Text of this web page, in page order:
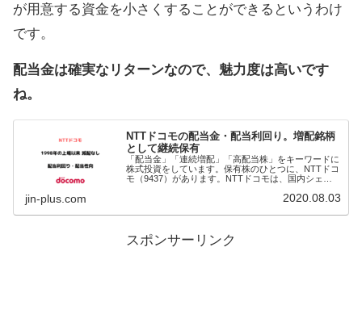
が用意する資金を小さくすることができるというわけ
です。
配当金は確実なリターンなので、魅力度は高いです
ね。
NTTドコモの配当金・配当利回り。増配銘柄
として継続保有
「配当金」「連続増配」「高配当株」をキーワードに
株式投資をしています。保有株のひとつに、NTTドコ
モ（9437）があります。NTTドコモは、国内シェア4
方はいないですね。2019年3月期の決算
jin-plus.com 2020.08.03
スポンサーリンク